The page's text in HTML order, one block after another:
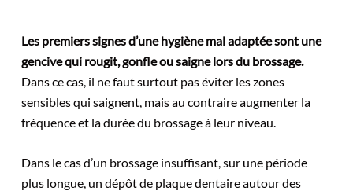
Les premiers signes d’une hygiène mal adaptée sont une
gencive qui rougit, gonfle ou saigne lors du brossage.
Dans ce cas, il ne faut surtout pas éviter les zones
sensibles qui saignent, mais au contraire augmenter la
fréquence et la durée du brossage à leur niveau.
Dans le cas d’un brossage insuffisant, sur une période
plus longue, un dépôt de plaque dentaire autour des